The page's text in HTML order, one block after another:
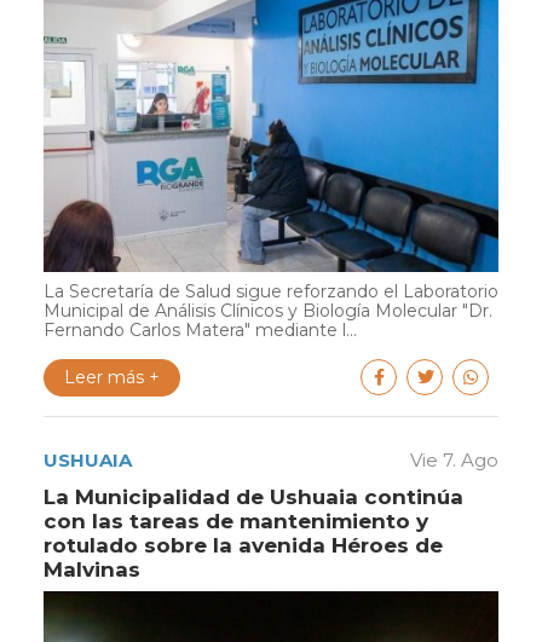
La Secretaría de Salud sigue reforzando el Laboratorio
Municipal de Análisis Clínicos y Biología Molecular "Dr.
Fernando Carlos Matera" mediante l...
Leer más +
USHUAIA Vie 7. Ago
La Municipalidad de Ushuaia continúa
con las tareas de mantenimiento y
rotulado sobre la avenida Héroes de
Malvinas